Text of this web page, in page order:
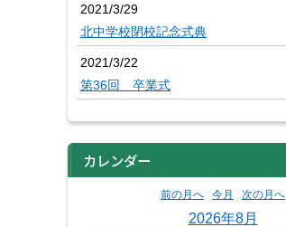
2021/3/29
北中学校閉校記念式典
2021/3/22
第36回 卒業式
カレンダー
前の月へ 今月 次の月へ
2026年8月